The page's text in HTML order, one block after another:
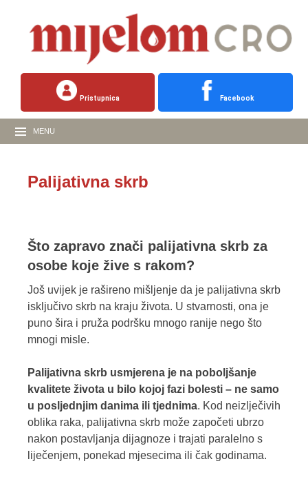
Pristupnica Facebook
MENU
Palijativna skrb
Što zapravo znači palijativna skrb za
osobe koje žive s rakom?
Još uvijek je rašireno mišljenje da je palijativna skrb
isključivo skrb na kraju života. U stvarnosti, ona je
puno šira i pruža podršku mnogo ranije nego što
mnogi misle.
Palijativna skrb usmjerena je na poboljšanje
kvalitete života u bilo kojoj fazi bolesti – ne samo
u posljednjim danima ili tjednima. Kod neizlječivih
oblika raka, palijativna skrb može započeti ubrzo
nakon postavljanja dijagnoze i trajati paralelno s
liječenjem, ponekad mjesecima ili čak godinama.